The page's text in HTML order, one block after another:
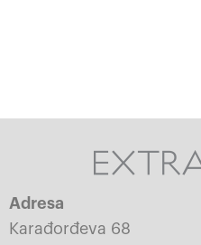
Adresa
Karađorđeva 68